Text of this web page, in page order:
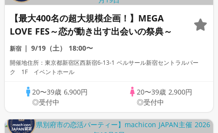
【最大400名の超大規模企画！】MEGA
LOVE FES～恋が動き出す出会いの祭典～
新宿 9/19（土） 18:00〜
開催地住所：東京都新宿区西新宿6-13-1 ベルサール新宿セントラルパー
ク 1F イベントホール
20〜39歳 6,900円
◎受付中
20〜39歳 2,900円
◎受付中